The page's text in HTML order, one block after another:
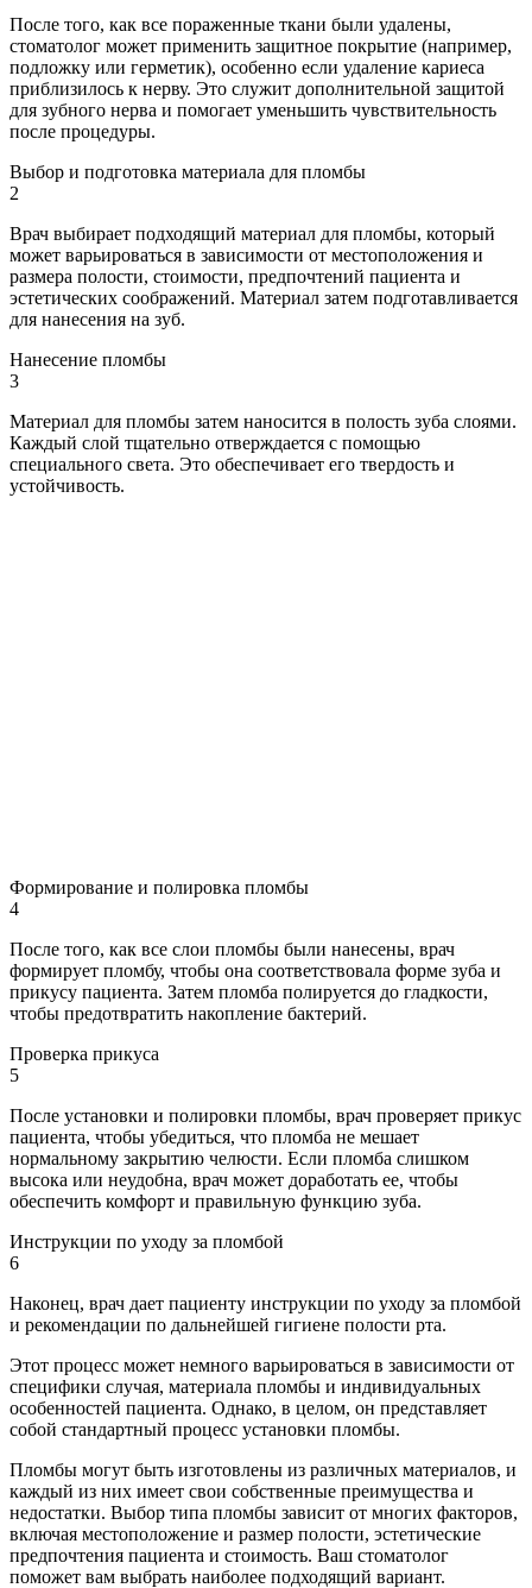
После того, как все пораженные ткани были удалены,
стоматолог может применить защитное покрытие (например,
подложку или герметик), особенно если удаление кариеса
приблизилось к нерву. Это служит дополнительной защитой
для зубного нерва и помогает уменьшить чувствительность
после процедуры.
Выбор и подготовка материала для пломбы
2
Врач выбирает подходящий материал для пломбы, который
может варьироваться в зависимости от местоположения и
размера полости, стоимости, предпочтений пациента и
эстетических соображений. Материал затем подготавливается
для нанесения на зуб.
Нанесение пломбы
3
Материал для пломбы затем наносится в полость зуба слоями.
Каждый слой тщательно отверждается с помощью
специального света. Это обеспечивает его твердость и
устойчивость.
Формирование и полировка пломбы
4
После того, как все слои пломбы были нанесены, врач
формирует пломбу, чтобы она соответствовала форме зуба и
прикусу пациента. Затем пломба полируется до гладкости,
чтобы предотвратить накопление бактерий.
Проверка прикуса
5
После установки и полировки пломбы, врач проверяет прикус
пациента, чтобы убедиться, что пломба не мешает
нормальному закрытию челюсти. Если пломба слишком
высока или неудобна, врач может доработать ее, чтобы
обеспечить комфорт и правильную функцию зуба.
Инструкции по уходу за пломбой
6
Наконец, врач дает пациенту инструкции по уходу за пломбой
и рекомендации по дальнейшей гигиене полости рта.
Этот процесс может немного варьироваться в зависимости от
специфики случая, материала пломбы и индивидуальных
особенностей пациента. Однако, в целом, он представляет
собой стандартный процесс установки пломбы.
Пломбы могут быть изготовлены из различных материалов, и
каждый из них имеет свои собственные преимущества и
недостатки. Выбор типа пломбы зависит от многих факторов,
включая местоположение и размер полости, эстетические
предпочтения пациента и стоимость. Ваш стоматолог
поможет вам выбрать наиболее подходящий вариант.